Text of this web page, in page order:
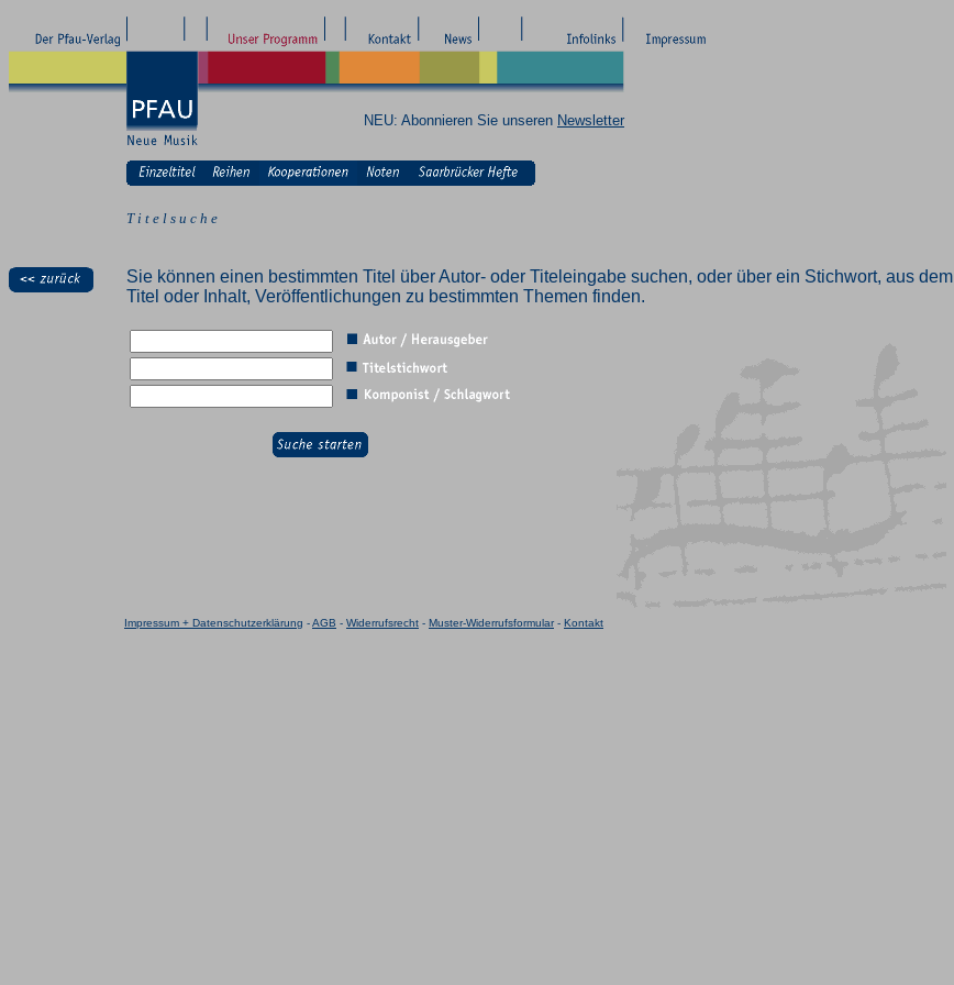
NEU: Abonnieren Sie unseren Newsletter
T i t e l s u c h e
Sie können einen bestimmten Titel über Autor- oder Titeleingabe suchen, oder über ein Stichwort, aus dem
Titel oder Inhalt, Veröffentlichungen zu bestimmten Themen finden.
Impressum + Datenschutzerklärung -AGB - Widerrufsrecht - Muster-Widerrufsformular- Kontakt